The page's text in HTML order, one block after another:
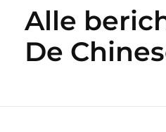
Alle
De